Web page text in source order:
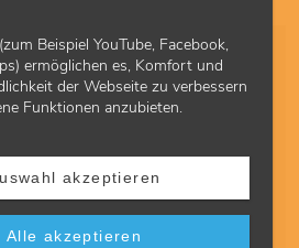
Beispiel YouTube, Facebook,
ermöglichen es, Komfort und
der Webseite zu verbessern
Funktionen anzubieten.
akzeptieren
Alle akzeptieren
gemäß 87b SGB V ab Q4/2025
25.10.2025
(HVM) der
mit Wirkung ab 1.10.2025 geändert
Bekanntmachung